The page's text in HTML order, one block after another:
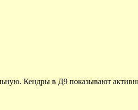
Кендры в Д9 показывают